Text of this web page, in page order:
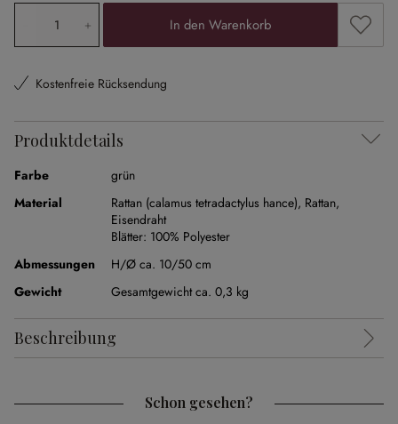
Produkt Anzahl: Gib den gewünschten Wert ein oder
In den Warenkorb Zum
Kostenfreie Rücksendung
Produktdetails
Farbe
grün
Material
Rattan (calamus tetradactylus hance), Rattan,
Eisendraht
Blätter: 100% Polyester
Abmessungen
H/Ø ca. 10/50 cm
Gewicht
Gesamtgewicht ca. 0,3 kg
Beschreibung
Schon gesehen?